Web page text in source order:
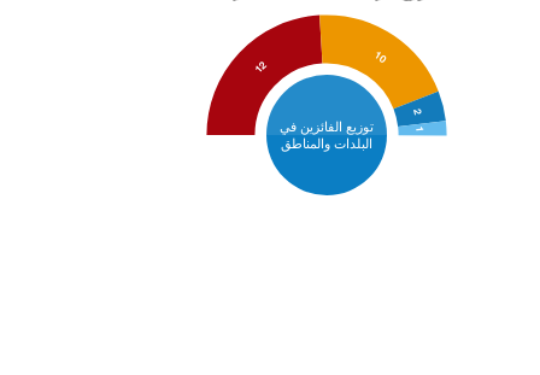
12
10
2
1
توزيع الفائزين في
البلدات والمناطق